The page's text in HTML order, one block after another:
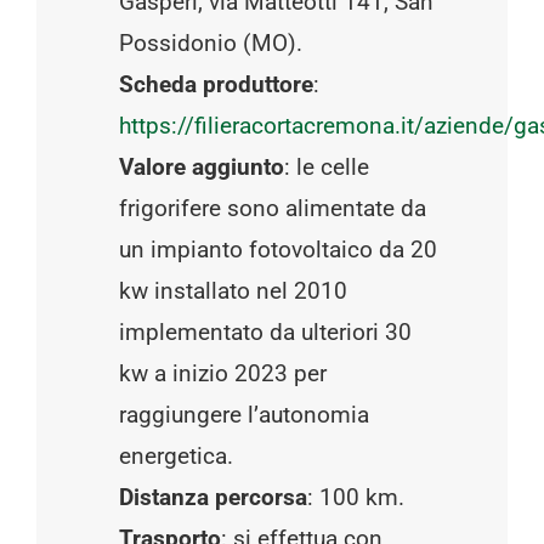
Possidonio (MO).
Scheda produttore:
https://filieracortacremona.it/aziende/
Valore aggiunto: le celle
frigorifere sono alimentate da
un impianto fotovoltaico da 20
kw installato nel 2010
implementato da ulteriori 30
kw a inizio 2023 per
raggiungere l’autonomia
energetica.
Distanza percorsa: 100 km.